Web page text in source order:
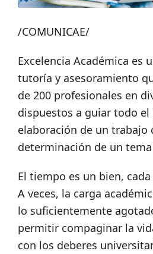
/COMUNICAE/
Excelencia Académica es
tutoría y asesoramiento
de 200 profesionales en
dispuestos a guiar todo el
elaboración de un trabajo
determinación de un
El tiempo es un bien,
A veces, la carga
lo suficientemente
permitir compaginar la
con los deberes